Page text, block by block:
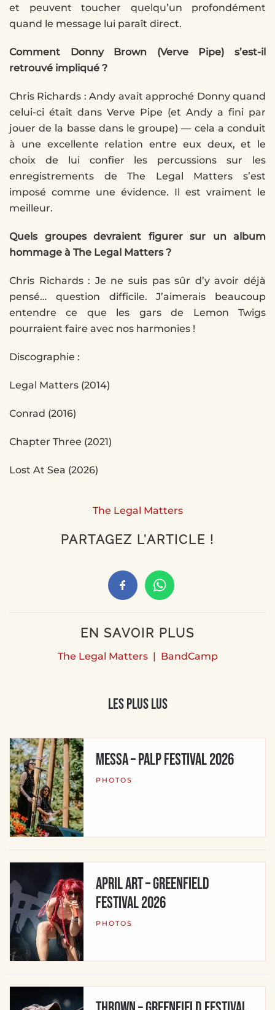
et peuvent toucher quelqu’un profondément
quand le message lui paraît direct.
Comment Donny Brown (Verve Pipe) s’est-il
retrouvé impliqué ?
Chris Richards : Andy avait approché Donny quand
celui-ci était dans Verve Pipe (et Andy a fini par
jouer de la basse dans le groupe) — cela a conduit
à une excellente relation entre eux deux, et le
choix de lui confier les percussions sur les
enregistrements de The Legal Matters s’est
imposé comme une évidence. Il est vraiment le
meilleur.
Quels groupes devraient figurer sur un album
hommage à The Legal Matters ?
Chris Richards : Je ne suis pas sûr d’y avoir déjà
pensé… question difficile. J’aimerais beaucoup
entendre ce que les gars de Lemon Twigs
pourraient faire avec nos harmonies !
Discographie :
Legal Matters (2014)
Conrad (2016)
Chapter Three (2021)
Lost At Sea (2026)
The Legal Matters
PARTAGEZ L’ARTICLE !
EN SAVOIR PLUS
The Legal Matters | BandCamp
Les plus lus
MESSA – Palp Festival 2026
PHOTOS
APRIL ART – Greenfield
Festival 2026
PHOTOS